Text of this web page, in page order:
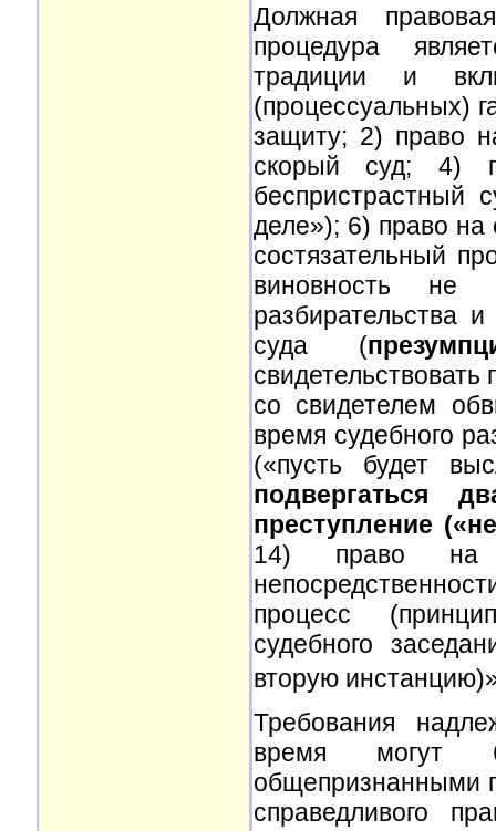
Должная
процедура
традиции и
(процессуальных)
защиту; 2) право
скорый суд; 4)
беспристрастный
деле»); 6) право на
состязательный
виновность не
разбирательства
суда (
со свидетелем
время судебного
(«пусть будет
подвергаться
преступление
14) право на
процесс
судебного
вторую
Требования
время могут
общепризнанными
справедливого